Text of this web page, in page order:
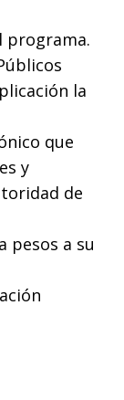
programa.
la
que
y
de
pesos a su